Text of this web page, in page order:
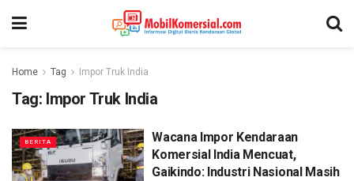
Home Tag Impor Truk India
Tag: Impor Truk India
BERITA
Wacana Impor Kendaraan
Komersial India Mencuat,
Gaikindo: Industri Nasional Masih